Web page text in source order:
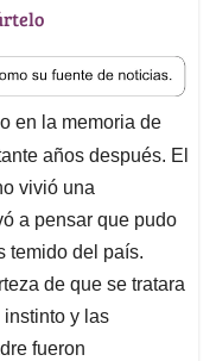
en la memoria de
años después. El
vivió una
a pensar que pudo
temido del país.
de que se tratara
y las
fueron